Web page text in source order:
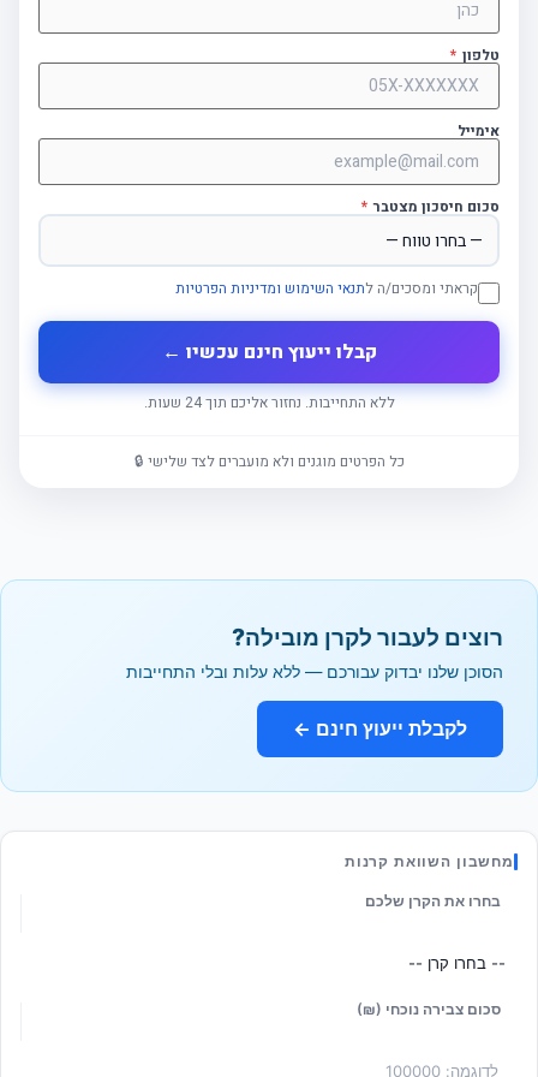
טלפון *
אימייל
סכום חיסכון מצטבר *
קראתי ומסכים/ה לתנאי השימוש ומדיניות הפרטיות
קבלו ייעוץ חינם עכשיו ←
ללא התחייבות. נחזור אליכם תוך 24 שעות.
כל הפרטים מוגנים ולא מועברים לצד שלישי 🔒
רוצים לעבור לקרן מובילה?
הסוכן שלנו יבדוק עבורכם — ללא עלות ובלי התחייבות
לקבלת ייעוץ חינם ←
מחשבון השוואת קרנות
בחרו את הקרן שלכם
סכום צבירה נוכחי (₪)